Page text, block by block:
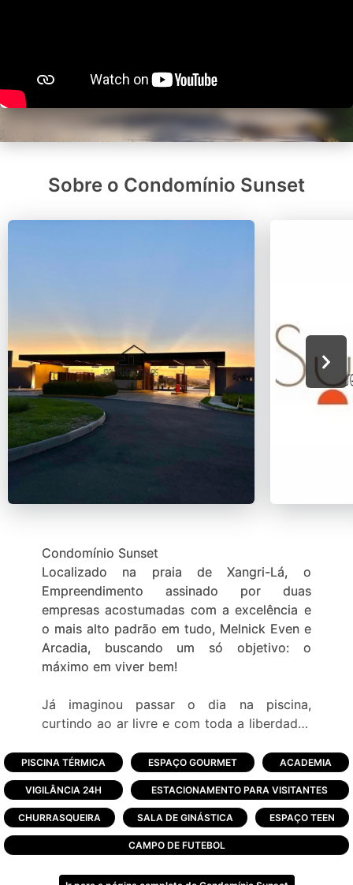
Sobre o Condomínio Sunset
Condomínio Sunset
Localizado na praia de Xangri-Lá, o
Empreendimento assinado por duas
empresas acostumadas com a excelência e
o mais alto padrão em tudo, Melnick Even e
Arcadia, buscando um só objetivo: o
máximo em viver bem!
Já imaginou passar o dia na piscina,
curtindo ao ar livre e com toda a liberdade?
diversão? Ver os filhos brincando felizes,
aproveitando cada segundo de segurança?
O Empreendimento possui mais de 18
hectares de área total, distribuídos em 346
lotes com metragens a partir de 250m²,
lotes frente lago a partir de 300m².
PISCINA TÉRMICA ESPAÇO GOURMET ACADEMIA
VIGILÂNCIA 24H ESTACIONAMENTO PARA VISITANTES
CHURRASQUEIRA SALA DE GINÁSTICA ESPAÇO TEEN
CAMPO DE FUTEBOL